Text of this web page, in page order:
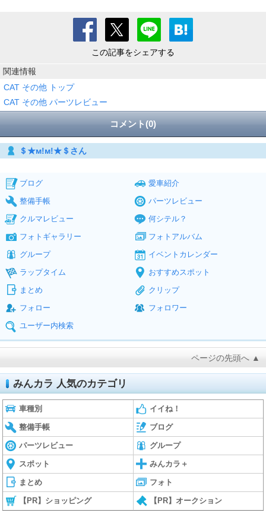
この記事をシェアする
関連情報
CAT その他 トップ
CAT その他 パーツレビュー
コメント(0)
＄★м!м!★＄さん
ブログ
愛車紹介
整備手帳
パーツレビュー
クルマレビュー
何シテル？
フォトギャラリー
フォトアルバム
グループ
イベントカレンダー
ラップタイム
おすすめスポット
まとめ
クリップ
フォロー
フォロワー
ユーザー内検索
ページの先頭へ ▲
みんカラ 人気のカテゴリ
車種別 イイね！
整備手帳 ブログ
パーツレビュー グループ
スポット みんカラ＋
まとめ フォト
【PR】ショッピング 【PR】オークション